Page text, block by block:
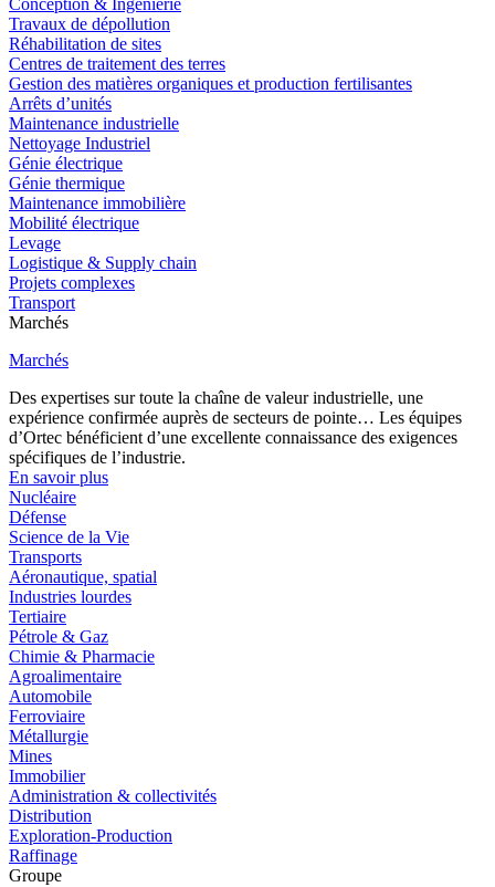
Conception & Ingénierie
Travaux de dépollution
Réhabilitation de sites
Centres de traitement des terres
Gestion des matières organiques et production fertilisantes
Arrêts d’unités
Maintenance industrielle
Nettoyage Industriel
Génie électrique
Génie thermique
Maintenance immobilière
Mobilité électrique
Levage
Logistique & Supply chain
Projets complexes
Transport
Marchés
Marchés
Des expertises sur toute la chaîne de valeur industrielle, une
expérience confirmée auprès de secteurs de pointe… Les équipes
d’Ortec bénéficient d’une excellente connaissance des exigences
spécifiques de l’industrie.
En savoir plus
Nucléaire
Défense
Science de la Vie
Transports
Aéronautique, spatial
Industries lourdes
Tertiaire
Pétrole & Gaz
Chimie & Pharmacie
Agroalimentaire
Automobile
Ferroviaire
Métallurgie
Mines
Immobilier
Administration & collectivités
Distribution
Exploration-Production
Raffinage
Groupe